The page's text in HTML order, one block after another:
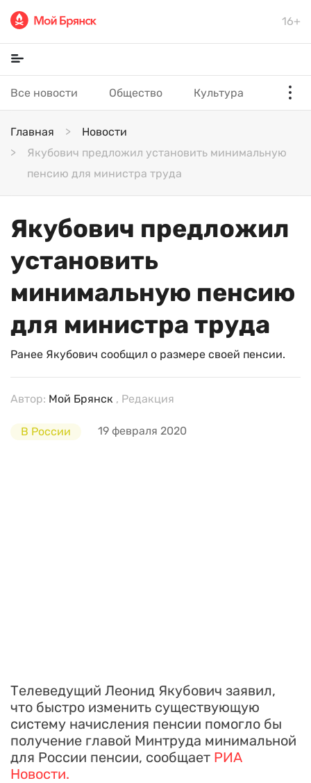
16+
Все новости Общество Культура
Главная
Новости
Якубович предложил установить минимальную
пенсию для министра труда
Якубович предложил
установить
минимальную пенсию
для министра труда
Ранее Якубович сообщил о размере своей пенсии.
Автор: Мой Брянск , Редакция
В России 19 февраля 2020
Телеведущий Леонид Якубович заявил,
что быстро изменить существующую
систему начисления пенсии помогло бы
получение главой Минтруда минимальной
для России пенсии, сообщает РИА
Новости.